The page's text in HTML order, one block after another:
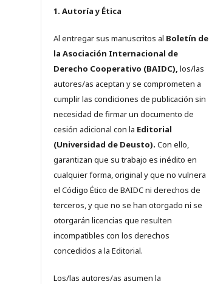
1. Autoría y Ética
Al entregar sus manuscritos al Boletín de
la Asociación Internacional de
Derecho Cooperativo (BAIDC), los/las
autores/as aceptan y se comprometen a
cumplir las condiciones de publicación sin
necesidad de firmar un documento de
cesión adicional con la Editorial
(Universidad de Deusto). Con ello,
garantizan que su trabajo es inédito en
cualquier forma, original y que no vulnera
el Código Ético de BAIDC ni derechos de
terceros, y que no se han otorgado ni se
otorgarán licencias que resulten
incompatibles con los derechos
concedidos a la Editorial.
Los/las autores/as asumen la